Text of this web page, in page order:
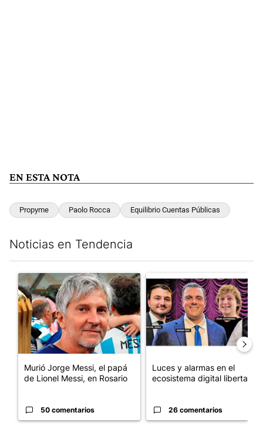
EN ESTA NOTA
Propyme Paolo Rocca Equilibrio Cuentas Públicas
Noticias en Tendencia
Un artículo de tendencia con el título "Murió Jorge Messi, el
Murió Jorge Messi, el papá
de Lionel Messi, en Rosario
50 comentarios
Un artículo de tendencia con
Luces y alarmas en el
ecosistema digital libertario
26 comentarios